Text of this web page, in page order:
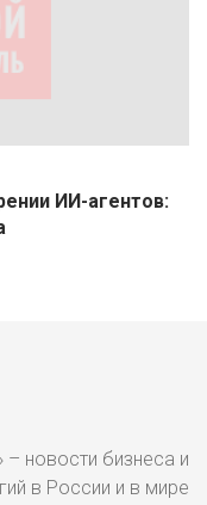
ИИ-агентов:
новости бизнеса и
в России и в мире